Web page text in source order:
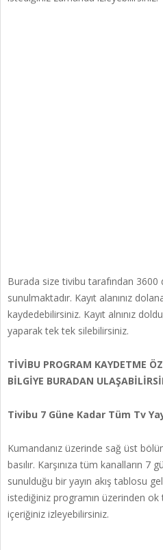
Burada size tivibu tarafından 3600
sunulmaktadır. Kayıt alanınız
kaydedebilirsiniz. Kayıt alnınız
yaparak tek tek silebilirsiniz.
TİVİBU PROGRAM KAYDETME
BİLGİYE BURADAN
Tivibu 7 Güne Kadar Tüm Tv
Kumandanız üzerinde sağ üst
basılır. Karşınıza tüm kanalların 7
sunulduğu bir yayın akış tablosu
istediğiniz programın üzerinden ok
içeriğiniz izleyebilirsiniz.